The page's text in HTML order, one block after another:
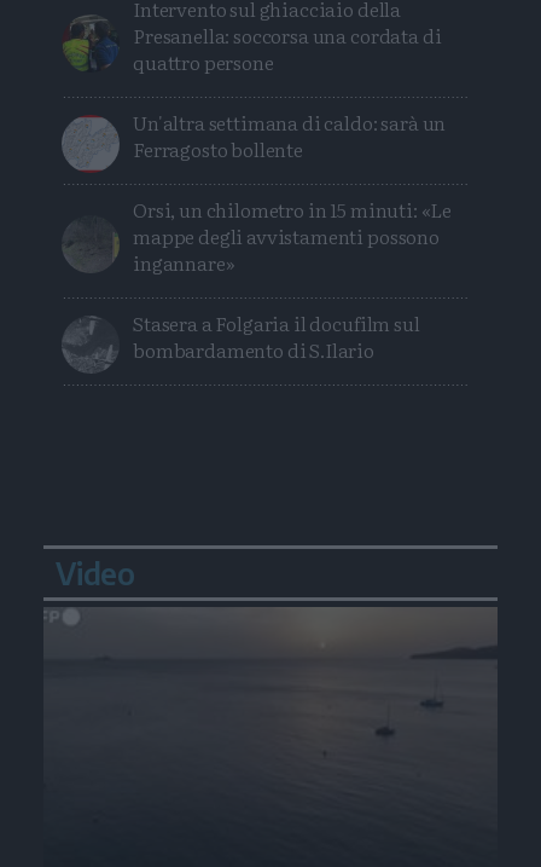
Intervento sul ghiacciaio della
Presanella: soccorsa una cordata di
quattro persone
Un'altra settimana di caldo: sarà un
Ferragosto bollente
Orsi, un chilometro in 15 minuti: «Le
mappe degli avvistamenti possono
ingannare»
Stasera a Folgaria il docufilm sul
bombardamento di S.Ilario
Video